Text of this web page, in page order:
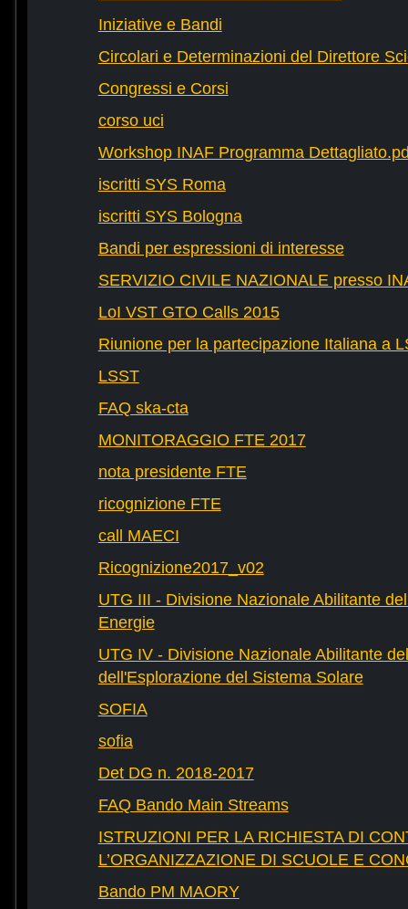
Iniziative e Bandi
Circolari e Determinazioni del Direttore
Congressi e Corsi
corso uci
Workshop INAF Programma
iscritti SYS Roma
iscritti SYS Bologna
Bandi per espressioni di interesse
SERVIZIO CIVILE NAZIONALE presso
LoI VST GTO Calls 2015
Riunione per la partecipazione Italiana a
LSST
FAQ ska-cta
MONITORAGGIO FTE 2017
nota presidente FTE
ricognizione FTE
call MAECI
Ricognizione2017_v02
UTG III - Divisione Nazionale Abilitante
Energie
UTG IV - Divisione Nazionale Abilitante
dell'Esplorazione del Sistema Solare
SOFIA
sofia
Det DG n. 2018-2017
FAQ Bando Main Streams
ISTRUZIONI PER LA RICHIESTA DI
L’ORGANIZZAZIONE DI SCUOLE E
Bando PM MAORY